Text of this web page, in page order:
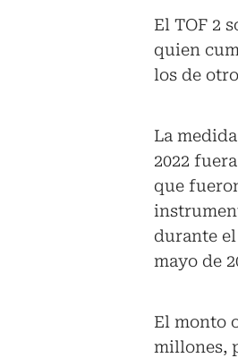
El TOF 2
quien
los de
La
2022
que
durante
mayo de
El monto
millones,